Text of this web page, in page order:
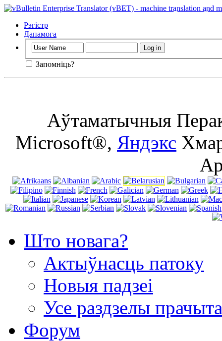
Важны:
Рэгістр
Дапамога
Запомніць?
Аўтаматычныя
Microsoft®, Яндэкс
Што новага?
Актыўнасць патоку
Новыя падзеі
Усе раздзелы
Форум